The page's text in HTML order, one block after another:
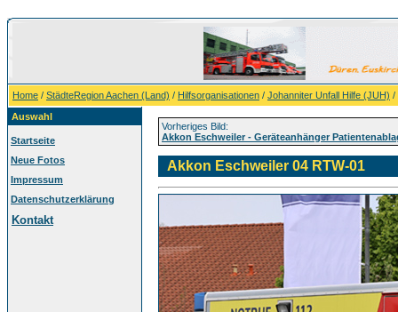
Home / StädteRegion Aachen (Land) / Hilfsorganisationen / Johanniter Unfall Hilfe (JUH) /
Auswahl
Startseite
Neue Fotos
Impressum
Datenschutzerklärung
Kontakt
Vorheriges Bild:
Akkon Eschweiler - Geräteanhänger
Akkon Eschweiler 04 RTW-01